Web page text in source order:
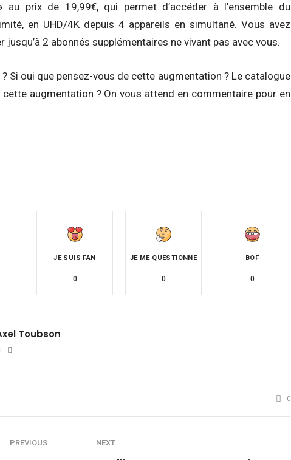
au prix de 19,99€, qui permet d’accéder à l’ensemble du
en UHD/4K depuis 4 appareils en simultané. Vous avez
jusqu’à 2 abonnés supplémentaires ne vivant pas avec vous.
Si oui que pensez-vous de cette augmentation ? Le catalogue
augmentation ? On vous attend en commentaire pour en
JE SUIS FAN
0
JE ME QUESTIONNE
0
BOF
0
Toubson
Website
0
PREVIOUS NEXT